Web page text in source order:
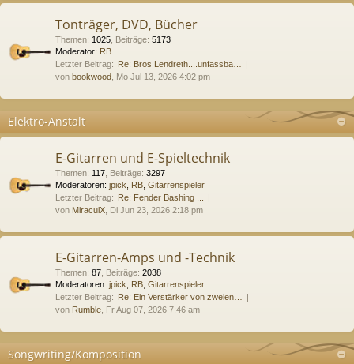
Tonträger, DVD, Bücher
Themen: 1025 Beiträge: 5173
Moderator: RB
Letzter Beitrag: Re: Bros Lendreth....unfassba…
von bookwood , Mo Jul 13, 2026 4:02 pm
Elektro-Anstalt
E-Gitarren und E-Spieltechnik
Themen: 117 Beiträge: 3297
Moderatoren: jpick RB Gitarrenspieler
Letzter Beitrag: Re: Fender Bashing ...
von MiraculX , Di Jun 23, 2026 2:18 pm
E-Gitarren-Amps und -Technik
Themen: 87 Beiträge: 2038
Moderatoren: jpick RB Gitarrenspieler
Letzter Beitrag: Re: Ein Verstärker von zweien…
von Rumble , Fr Aug 07, 2026 7:46 am
Songwriting/Komposition